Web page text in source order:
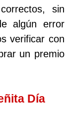
sin
algún error
verificar con
un premio
Día